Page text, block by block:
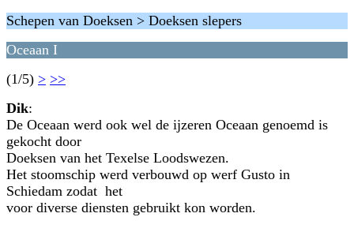
Schepen van Doeksen > Doeksen slepers
Oceaan I
(1/5) > >>
Dik:
De Oceaan werd ook wel de ijzeren Oceaan genoemd is
gekocht door
Doeksen van het Texelse Loodswezen.
Het stoomschip werd verbouwd op werf Gusto in
Schiedam zodat het
voor diverse diensten gebruikt kon worden.